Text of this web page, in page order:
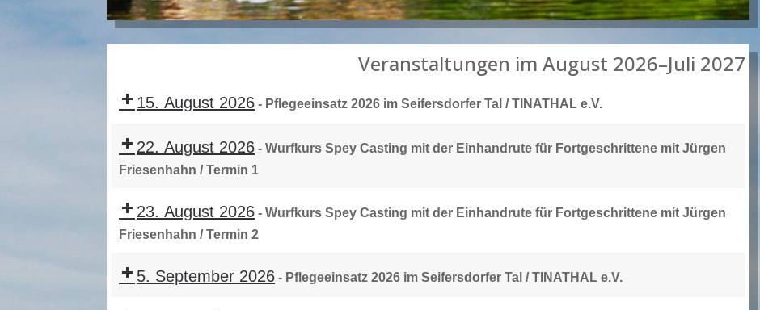
Veranstaltungen im August 2026–Juli 2027
15. August 2026 - Pflegeeinsatz 2026 im Seifersdorfer Tal / TINATHAL e.V.
22. August 2026 - Wurfkurs Spey Casting mit der Einhandrute für Fortgeschrittene mit Jürgen
Friesenhahn / Termin 1
23. August 2026 - Wurfkurs Spey Casting mit der Einhandrute für Fortgeschrittene mit Jürgen
Friesenhahn / Termin 2
5. September 2026 - Pflegeeinsatz 2026 im Seifersdorfer Tal / TINATHAL e.V.